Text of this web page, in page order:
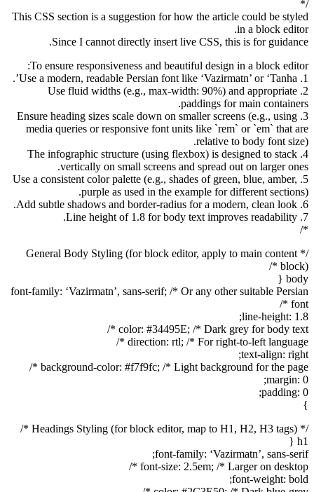
/*
This CSS section is a suggestion for how the article could be styled
in a block editor.
Since I cannot directly insert live CSS, this is for guidance.
To ensure responsiveness and beautiful design in a block editor:
1. Use a modern, readable Persian font like ‘Vazirmatn’ or ‘Tanha’.
2. Use fluid widths (e.g., max-width: 90%) and appropriate
paddings for main containers.
3. Ensure heading sizes scale down on smaller screens (e.g., using
media queries or responsive font units like `rem` or `em` that are
relative to body font size).
4. The infographic structure (using flexbox) is designed to stack
vertically on small screens and spread out on larger ones.
5. Use a consistent color palette (e.g., shades of green, blue, amber,
purple as used in the example for different sections).
6. Add subtle shadows and border-radius for a modern, clean look.
7. Line height of 1.8 for body text improves readability.
*/
/* General Body Styling (for block editor, apply to main content
block) */
body {
font-family: ‘Vazirmatn’, sans-serif; /* Or any other suitable Persian
font */
line-height: 1.8;
color: #34495E; /* Dark grey for body text */
direction: rtl; /* For right-to-left language */
text-align: right;
background-color: #f7f9fc; /* Light background for the page */
margin: 0;
padding: 0;
}
/* Headings Styling (for block editor, map to H1, H2, H3 tags) */
h1 {
font-family: ‘Vazirmatn’, sans-serif;
font-size: 2.5em; /* Larger on desktop */
font-weight: bold;